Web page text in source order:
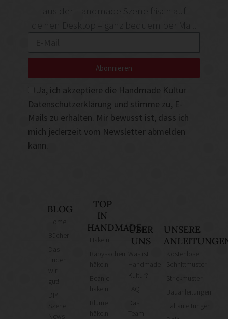
deinen Desktop – ganz bequem per Mail.
Ja, ich akzeptiere die Handmade Kultur
Datenschutzerklärung und stimme zu, E-
Mails zu erhalten. Mir bewusst ist, dass ich
mich jederzeit vom Newsletter abmelden
kann.
Abonnieren
BLOG
gut!
TOP
IN
HANDMADE
häkeln
häkeln
ÜBER
UNS
Was ist
Kultur?
Das
Team
UNSERE
Kostenlose
Schnittmuster
Strickmuster
Bauanleitungen
Faltanleitungen